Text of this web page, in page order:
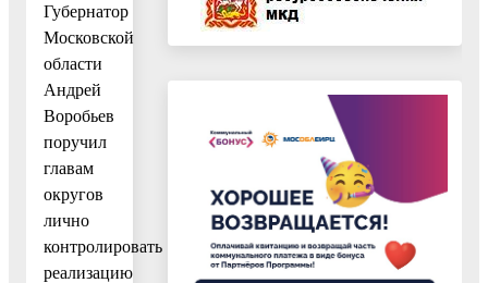
Губернатор
Московской
области
Андрей
Воробьев
поручил
главам
округов
лично
контролировать
реализацию